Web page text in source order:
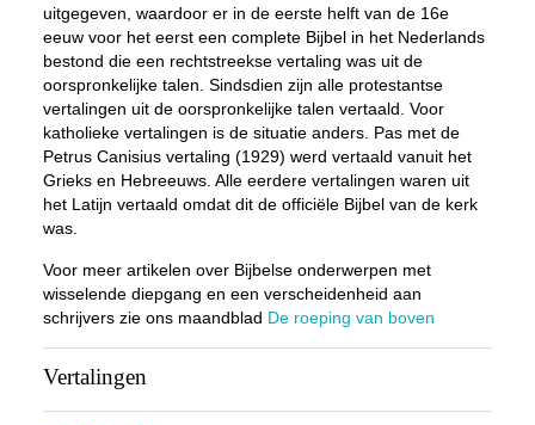
uitgegeven, waardoor er in de eerste helft van de 16e
eeuw voor het eerst een complete Bijbel in het Nederlands
bestond die een rechtstreekse vertaling was uit de
oorspronkelijke talen. Sindsdien zijn alle protestantse
vertalingen uit de oorspronkelijke talen vertaald. Voor
katholieke vertalingen is de situatie anders. Pas met de
Petrus Canisius vertaling (1929) werd vertaald vanuit het
Grieks en Hebreeuws. Alle eerdere vertalingen waren uit
het Latijn vertaald omdat dit de officiële Bijbel van de kerk
was.
Voor meer artikelen over Bijbelse onderwerpen met
wisselende diepgang en een verscheidenheid aan
schrijvers zie ons maandblad De roeping van boven
Vertalingen